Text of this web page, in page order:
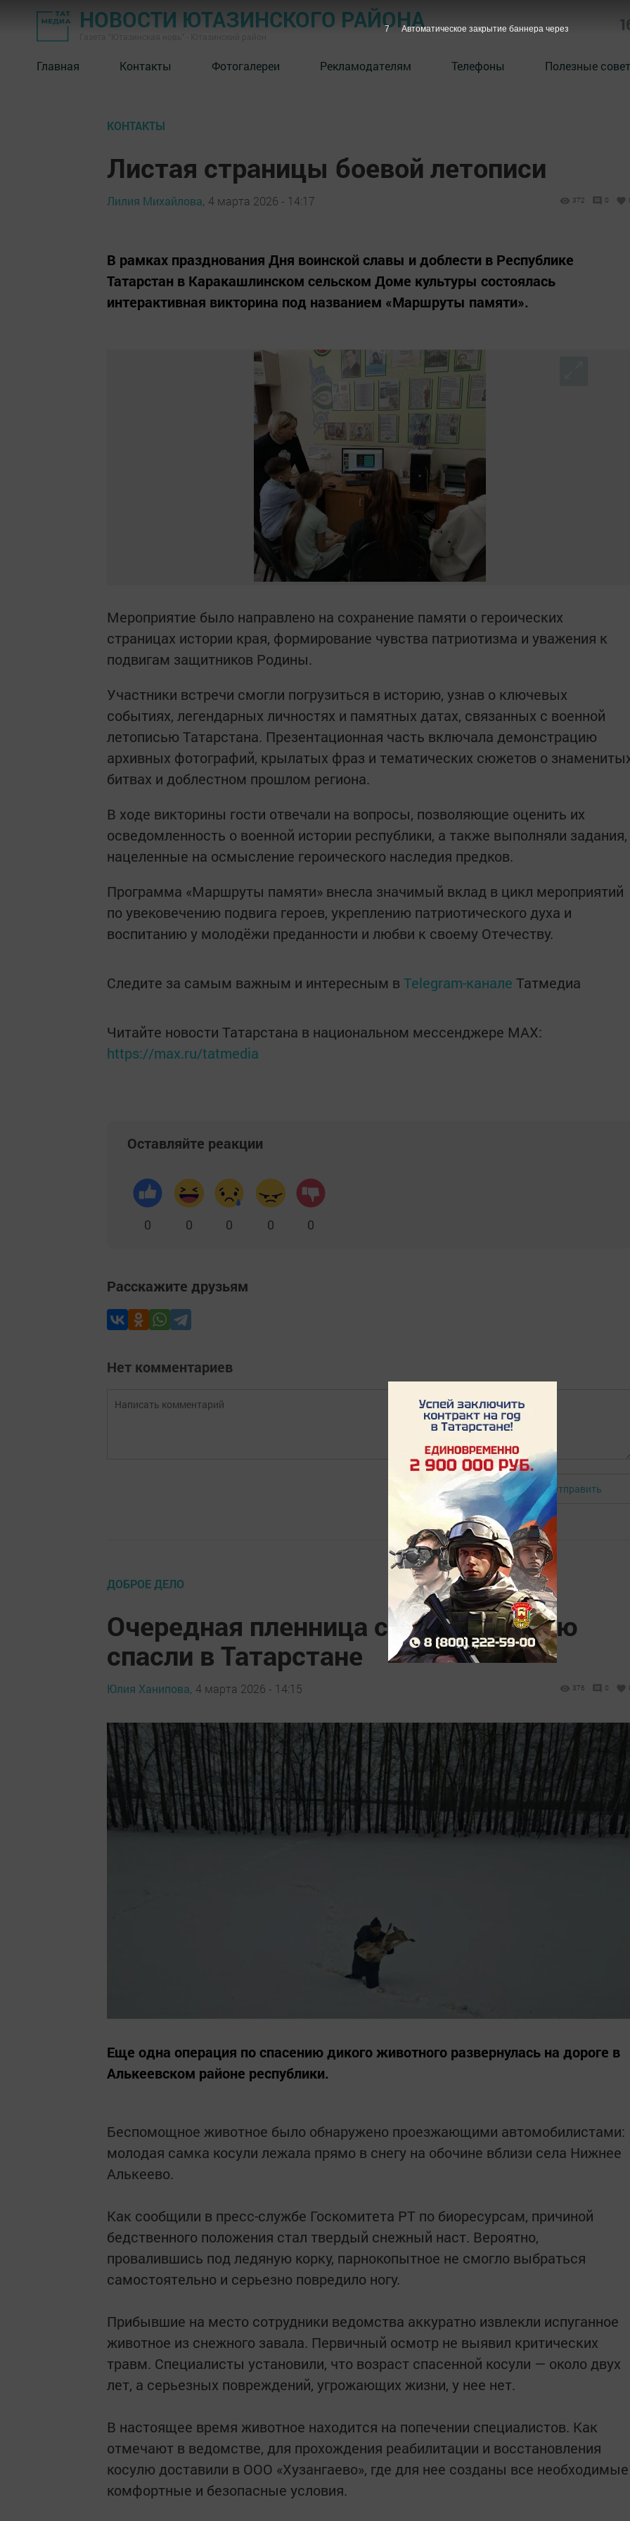
НОВОСТИ ЮТАЗИНСКОГО РАЙОНА
Главная Контакты Фотогалереи Рекламодателям Телефоны Полезные
КОНТАКТЫ
Листая страницы боевой летописи
Лилия Михайлова, 4 марта 2026 - 14:17 372 0
В рамках празднования Дня воинской славы и доблести в Республике
Татарстан в Каракашлинском сельском Доме культуры состоялась
интерактивная викторина под названием «Маршруты памяти».
Мероприятие было направлено на сохранение памяти о героических
страницах истории края, формирование чувства патриотизма и уважения к
подвигам защитников Родины.
Участники встречи смогли погрузиться в историю, узнав о ключевых
событиях, легендарных личностях и памятных датах, связанных с военной
летописью Татарстана. Презентационная часть включала демонстрацию
архивных фотографий, крылатых фраз и тематических сюжетов о
битвах и доблестном прошлом региона.
В ходе викторины гости отвечали на вопросы, позволяющие оценить их
осведомленность о военной истории республики, а также выполняли задания,
нацеленные на осмысление героического наследия предков.
Программа «Маршруты памяти» внесла значимый вклад в цикл мероприятий
по увековечению подвига героев, укреплению патриотического духа и
воспитанию у молодёжи преданности и любви к своему Отечеству.
Следите за самым важным и интересным в Telegram-канале Татмедиа
Читайте новости Татарстана в национальном мессенджере MАХ:
https://max.ru/tatmedia
Оставляйте реакции
0 0 0 0 0
Расскажите друзьям
Нет комментариев
Авторизоваться Отправить
ДОБРОЕ ДЕЛО
Очередная пленница сугроба: косулю
спасли в Татарстане
Юлия Ханипова, 4 марта 2026 - 14:15 376 0
Еще одна операция по спасению дикого животного развернулась на дороге в
Алькеевском районе республики.
Беспомощное животное было обнаружено проезжающими автомобилистами:
молодая самка косули лежала прямо в снегу на обочине вблизи села Нижнее
Алькеево.
Как сообщили в пресс-службе Госкомитета РТ по биоресурсам, причиной
бедственного положения стал твердый снежный наст. Вероятно,
провалившись под ледяную корку, парнокопытное не смогло выбраться
самостоятельно и серьезно повредило ногу.
Прибывшие на место сотрудники ведомства аккуратно извлекли испуганное
животное из снежного завала. Первичный осмотр не выявил критических
травм. Специалисты установили, что возраст спасенной косули — около двух
лет, а серьезных повреждений, угрожающих жизни, у нее нет.
В настоящее время животное находится на попечении специалистов. Как
отмечают в ведомстве, для прохождения реабилитации и восстановления
косулю доставили в ООО «Хузангаево», где для нее созданы все необходимые
комфортные и безопасные условия.
6 Автоматическое закрытие баннера через